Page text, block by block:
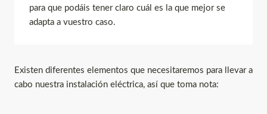
para que podáis tener claro cuál es la que mejor se
adapta a vuestro caso.
Existen diferentes elementos que necesitaremos para llevar a
cabo nuestra instalación eléctrica, así que toma nota: